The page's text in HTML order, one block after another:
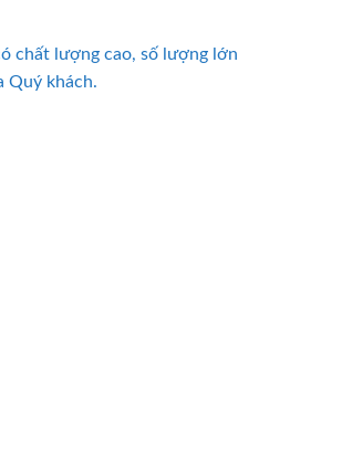
chất lượng cao, số lượng lớn
Quý khách.